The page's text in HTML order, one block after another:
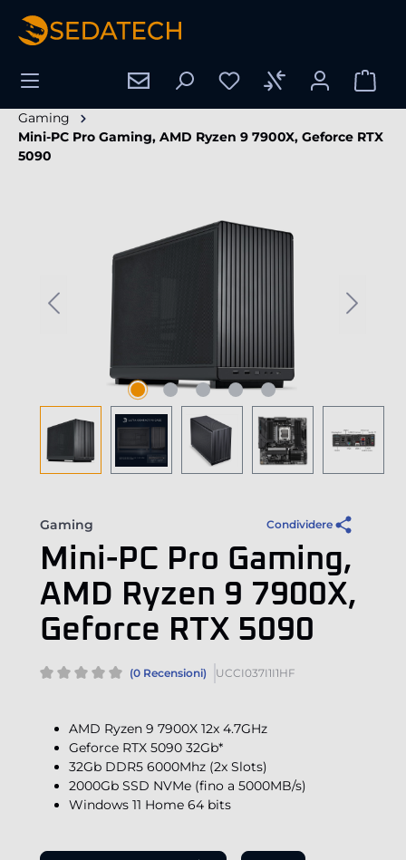
principale
Gaming
Mini-PC Pro Gaming, AMD Ryzen 9 7900X, Geforce RTX
5090
Gaming Condividere
Mini-PC Pro Gaming,
AMD Ryzen 9 7900X,
Geforce RTX 5090
(0 Recensioni) UCCI037I1I1HF
AMD Ryzen 9 7900X 12x 4.7GHz
Geforce RTX 5090 32Gb*
32Gb DDR5 6000Mhz (2x Slots)
2000Gb SSD NVMe (fino a 5000MB/s)
Windows 11 Home 64 bits